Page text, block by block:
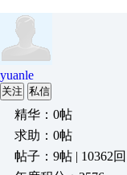
yuanle
关注 私信
精华：0帖
求助：0帖
帖子：9帖 | 10362回